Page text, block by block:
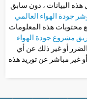
البيانات ، دون سابق
جودة الهواء العالمي
محتويات هذه المعلومات
مشروع جودة الهواء
أو غير ذلك عن أي
غير مباشر عن توريد هذه